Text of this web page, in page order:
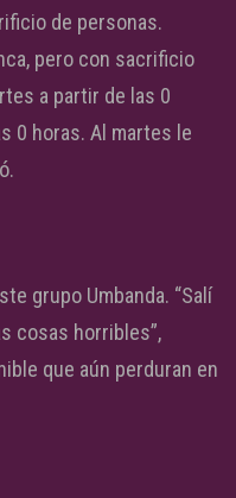
de personas.
pero con sacrificio
a partir de las 0
0 horas. Al martes le
grupo Umbanda. “Salí
cosas horribles”,
que aún perduran en